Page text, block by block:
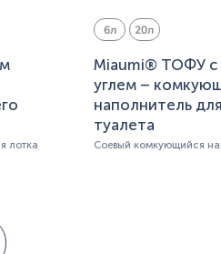
лотка
6л 20л
Miaumi® ТОФУ с
углем –
наполнитель
туалета
Соевый комкующийся